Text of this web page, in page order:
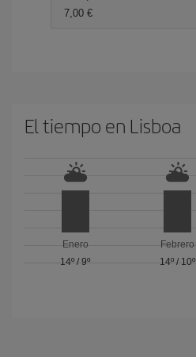
7,00
El tiempo en Lisboa
Enero
14º /9º
Febrero
14º/ 10º